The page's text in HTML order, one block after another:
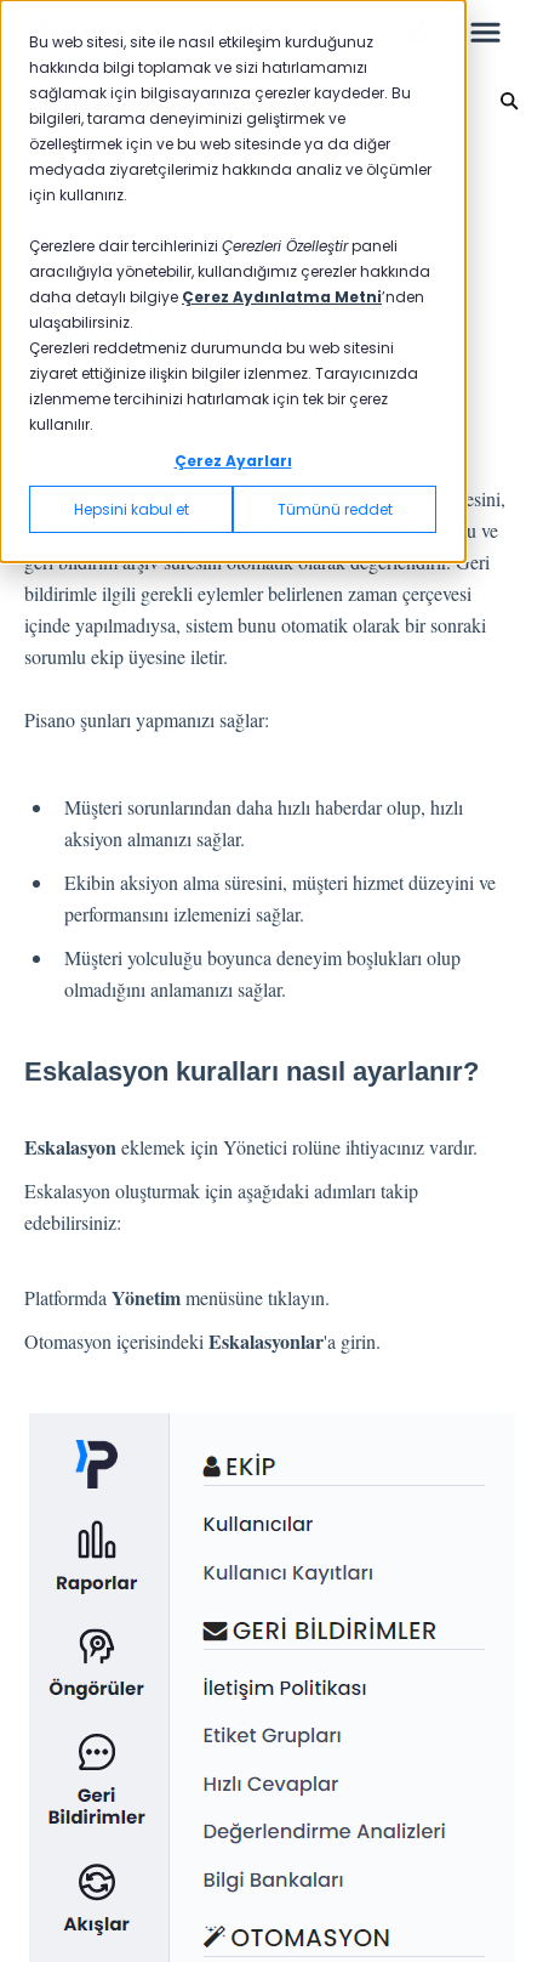
Bu web sitesi, site ile nasıl etkileşim kurduğunuz
hakkında bilgi toplamak ve sizi hatırlamamızı
sağlamak için bilgisayarınıza çerezler kaydeder. Bu
bilgileri, tarama deneyiminizi geliştirmek ve
özelleştirmek için ve bu web sitesinde ya da diğer
medyada ziyaretçilerimiz hakkında analiz ve ölçümler
için kullanırız.
Çerezlere dair tercihlerinizi Çerezleri Özelleştirpaneli
aracılığıyla yönetebilir, kullandığımız çerezler hakkında
daha detaylı bilgiye Çerez Aydınlatma Metni’nden
ulaşabilirsiniz.
Çerezleri reddetmeniz durumunda bu web sitesini
ziyaret ettiğinize ilişkin bilgiler izlenmez. Tarayıcınızda
izlenmeme tercihinizi hatırlamak için tek bir çerez
kullanılır.
Çerez Ayarları
Hepsini kabul et Tümünü reddet
Otomasyon
Leo
Yeni Başlayanlar İçin
Raporlar
NPS
CSAT
Raporlama 2024
Geri Bildirimler
Spam
Atama
Akışlar
Soru Türleri
Soru Tipleri S.S.S
KVKK
Akış Ayarları
Link Kanalı
SMS Kanalı
E-Posta Kanalı
Push Notifikasyon Kanalı
İş Akışları
Kişiler
Ayarlar
Kullanıcı Tipleri
Ana sayfaya geri dön
Eskalasyonlar
Geri bildirimlerin ilgili ekiplere
atanması ve hızlı aksiyon alınması
eskalasyon ile sağlanabilir.
Geri bildirim alınır alınmaz sistem geri bildirim okuma süresini,
müşteriye yanıt verme süresini, ekipten gelen dahili bir notu ve
geri bildirim arşiv süresini otomatik olarak değerlendirir. Geri
bildirimle ilgili gerekli eylemler belirlenen zaman çerçevesi
içinde yapılmadıysa, sistem bunu otomatik olarak bir sonraki
sorumlu ekip üyesine iletir.
Pisano şunları yapmanızı sağlar:
Müşteri sorunlarından daha hızlı haberdar olup, hızlı
aksiyon almanızı sağlar.
Ekibin aksiyon alma süresini, müşteri hizmet düzeyini ve
performansını izlemenizi sağlar.
Müşteri yolculuğu boyunca deneyim boşlukları olup
olmadığını anlamanızı sağlar.
Eskalasyon kuralları nasıl ayarlanır?
Eskalasyoneklemek için Yönetici rolüne ihtiyacınız vardır.
Eskalasyon oluşturmak için aşağıdaki adımları takip
edebilirsiniz:
Platformda Yönetimmenüsüne tıklayın.
Otomasyon içerisindeki Eskalasyonlar'a girin.